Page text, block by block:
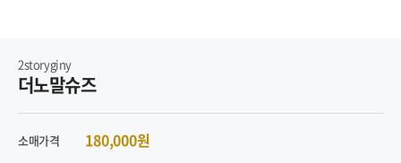
2storyginy
더노말슈즈
소매가격 180,000원